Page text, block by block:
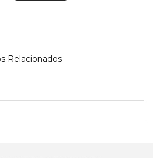
Relacionados